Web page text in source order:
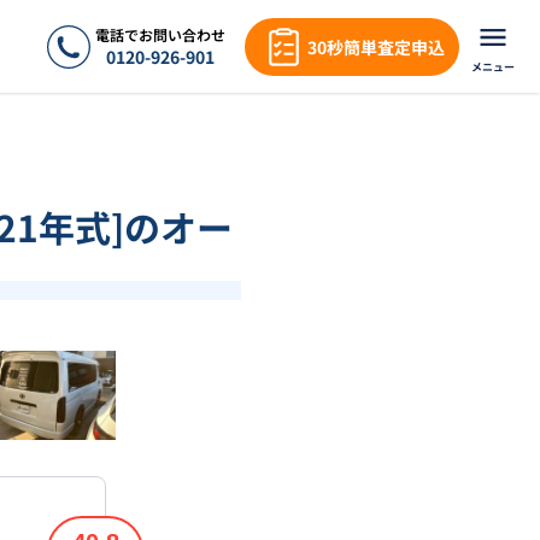
電話でお問い合わせ
0120-926-901 30秒簡単査定申込
メニュー
年式]のオー
1/18